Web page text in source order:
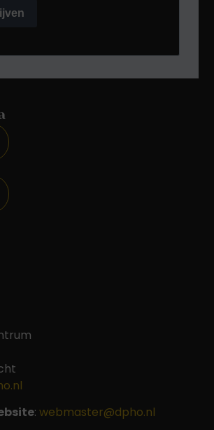
:webmaster@dpho.nl